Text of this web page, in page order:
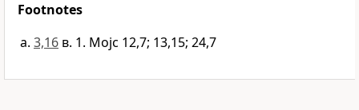
Footnotes
3,16 в. 1. Мојс 12,7; 13,15; 24,7